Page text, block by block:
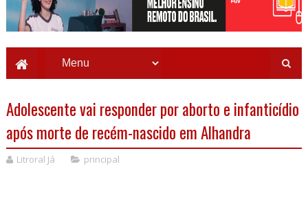
Adolescente vai responder por aborto e infanticídio
após morte de recém-nascido em Alhandra
Litroral Já principal